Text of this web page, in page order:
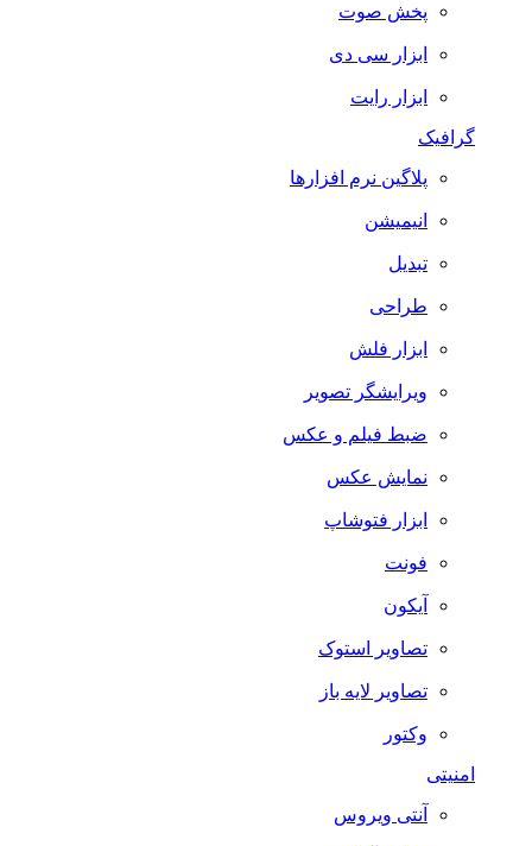
پخش صوت
ابزار سی دی
ابزار رایت
گرافیک
پلاگین نرم افزارها
انیمیشن
تبدیل
طراحی
ابزار فلش
ویرایشگر تصویر
ضبط فيلم و عكس
نمایش عکس
ابزار فتوشاپ
فونت
آیکون
تصاویر استوک
تصاویر لایه باز
وکتور
امنیتی
آنتی ویروس